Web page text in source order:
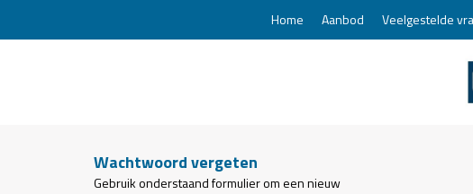
Home Aanbod Veelgestelde
Wachtwoord vergeten
Gebruik onderstaand formulier om een nieuw